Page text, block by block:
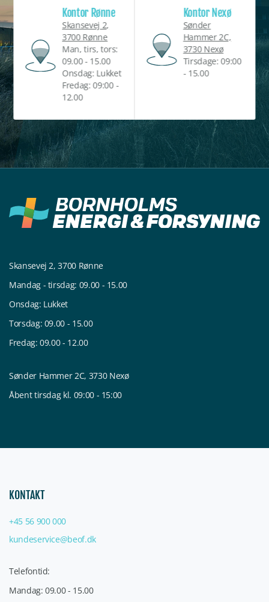
Kontor Rønne
Skansevej 2,
3700 Rønne
Man, tirs, tors:
09.00 - 15.00
Onsdag: Lukket
Fredag: 09:00 -
12.00
Kontor Nexø
Sønder
Hammer 2C,
3730 Nexø
Tirsdage: 09:00
- 15.00
Skansevej 2, 3700 Rønne
Mandag - tirsdag: 09.00 - 15.00
Onsdag: Lukket
Torsdag: 09.00 - 15.00
Fredag: 09.00 - 12.00
Sønder Hammer 2C, 3730 Nexø
Åbent tirsdag kl. 09:00 - 15:00
KONTAKT
+45 56 900 000
kundeservice@beof.dk
Telefontid:
Mandag: 09.00 - 15.00